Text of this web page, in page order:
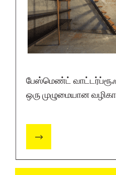
பேஸ்மெண்ட்
ஒரு முழுமையான